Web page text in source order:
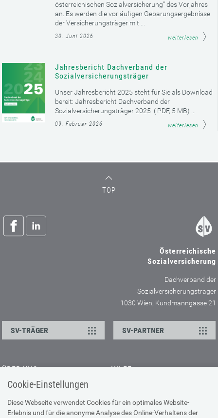
Cookie-Einstellungen
Diese Webseite verwendet Cookies für ein optimales Website-
Erlebnis und für die anonyme Analyse des Online-Verhaltens der
österreichischen Sozialversicherung“ des Vorjahres
an. Es werden die vorläufigen Gebarungsergebnisse
der Versicherungsträger mit ...
30. Juni 2026 weiterlesen
Jahresbericht Dachverband der
Sozialversicherungsträger
Unser Jahresbericht 2025 steht für Sie als Download
bereit: Jahresbericht Dachverband der
Sozialversicherungsträger 2025 ( PDF, 5 MB) ...
09. Februar 2026 weiterlesen
TOP
Österreichische
Sozialversicherung
Dachverband der
Sozialversicherungsträger
1030 Wien, Kundmanngasse 21
SV-TRÄGER SV-PARTNER
ÜBER UNS
Kontakt
Offene Stellen
Presse
HILFE
Browser-Info & Sicherheit
Hilfe zur Suche